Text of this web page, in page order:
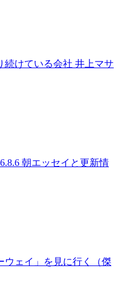
続けている会社 井上マサ
朝エッセイと更新情
ウェイ」を見に行く（傑